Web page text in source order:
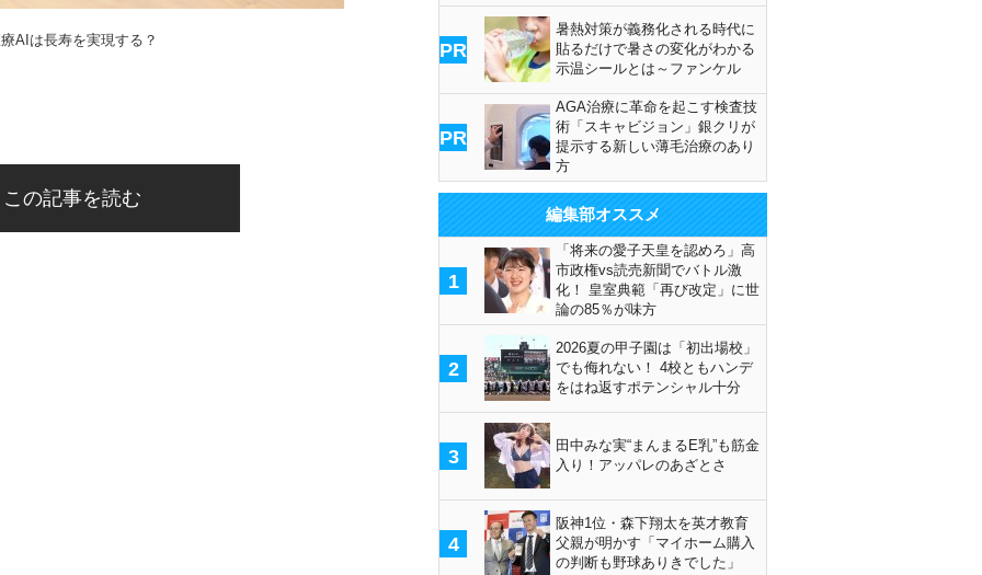
AIは長寿を実現する？
この記事を読む
PR
暑熱対策が義務化される時代に
貼るだけで暑さの変化がわかる
示温シールとは～ファンケル
PR
AGA治療に革命を起こす検査技
術「スキャビジョン」銀クリが
提示する新しい薄毛治療のあり
方
編集部オススメ
1
「将来の愛子天皇を認めろ」高
市政権vs読売新聞でバトル激
化！ 皇室典範「再び改定」に世
論の85％が味方
2
2026夏の甲子園は「初出場校」
でも侮れない！ 4校ともハンデ
をはね返すポテンシャル十分
3
田中みな実“まんまるE乳”も筋金
入り！アッパレのあざとさ
4
阪神1位・森下翔太を英才教育
父親が明かす「マイホーム購入
の判断も野球ありきでした」